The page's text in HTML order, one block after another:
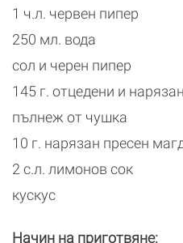
1 ч.л. червен пипер
250 мл. вода
сол и черен пипер
145 г. отцедени и
пълнеж от чушка
10 г. нарязан пресен
2 с.л. лимонов сок
кускус
Начин на приготвяне: